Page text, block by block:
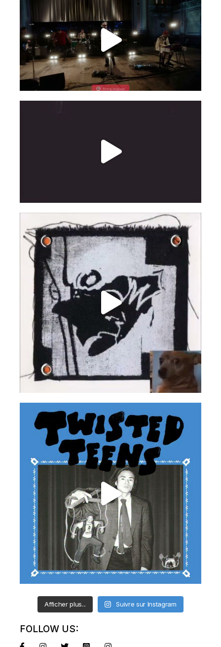
Afficher plus... Suivre sur Instagram
FOLLOW US: